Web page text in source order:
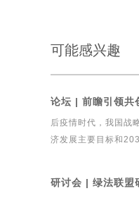
可能感兴趣
后疫情时代，我国战
济发展主要目标和
绿色发展战略建设
中的重要命题。在此